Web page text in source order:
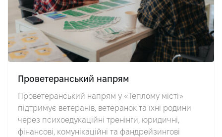
Проветеранський напрям
Проветеранський напрям у «Теплому місті»
підтримує ветеранів, ветеранок та їхні родини
через психоедукаційні тренінги, юридичні,
фінансові, комунікаційні та фандрейзингові